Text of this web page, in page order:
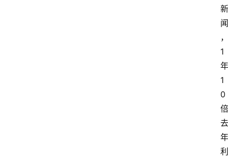
新
闻
，
1
年
1
0
倍
去
年
利